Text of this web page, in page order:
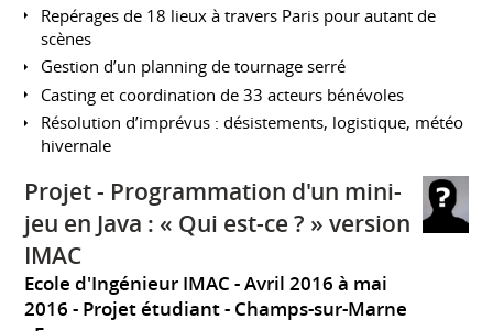
Repérages de 18 lieux à travers Paris pour autant de
scènes
Gestion d’un planning de tournage serré
Casting et coordination de 33 acteurs bénévoles
Résolution d’imprévus : désistements, logistique, météo
hivernale
Projet - Programmation d'un mini-
jeu en Java : « Qui est-ce ? » version
IMAC
Ecole d'Ingénieur IMAC
Avril 2016 à mai
2016 Projet étudiant
Champs-sur-Marne